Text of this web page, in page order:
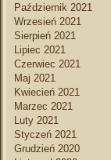
Październik 2021
Wrzesień 2021
Sierpień 2021
Lipiec 2021
Czerwiec 2021
Maj 2021
Kwiecień 2021
Marzec 2021
Luty 2021
Styczeń 2021
Grudzień 2020